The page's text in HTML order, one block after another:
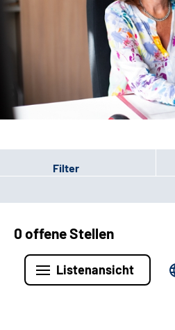
Leichte Sprache
Gebärdensprache
Filter
0 offene Stellen
Listenansicht